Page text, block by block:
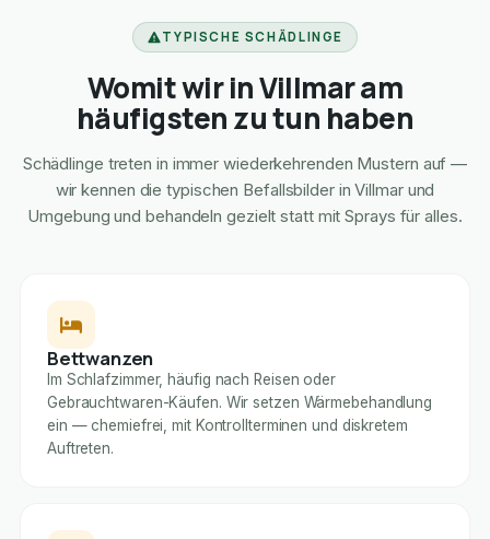
TYPISCHE SCHÄDLINGE
Womit wir in Villmar am
häufigsten zu tun haben
Schädlinge treten in immer wiederkehrenden Mustern auf —
wir kennen die typischen Befallsbilder in Villmar und
Umgebung und behandeln gezielt statt mit Sprays für alles.
Bettwanzen
Im Schlafzimmer, häufig nach Reisen oder
Gebrauchtwaren-Käufen. Wir setzen Wärmebehandlung
ein — chemiefrei, mit Kontrollterminen und diskretem
Auftreten.